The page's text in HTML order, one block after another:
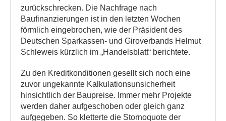
zurückschrecken. Die Nachfrage nach
Baufinanzierungen ist in den letzten Wochen
förmlich eingebrochen, wie der Präsident des
Deutschen Sparkassen- und Giroverbands Helmut
Schleweis kürzlich im „Handelsblatt“ berichtete.
Zu den Kreditkonditionen gesellt sich noch eine
zuvor ungekannte Kalkulationsunsicherheit
hinsichtlich der Baupreise. Immer mehr Projekte
werden daher aufgeschoben oder gleich ganz
aufgegeben. So kletterte die Stornoquote der